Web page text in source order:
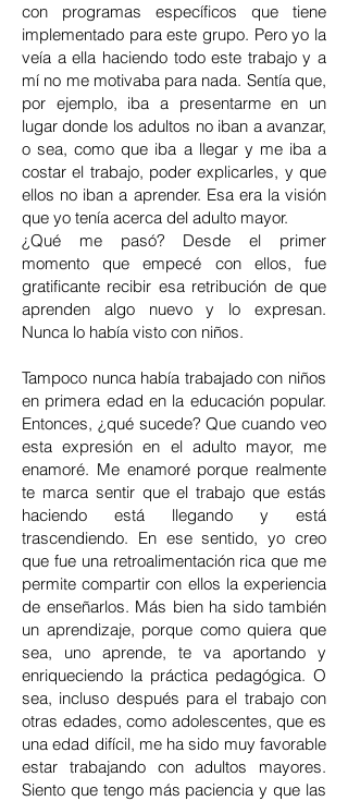
con programas específicos que tiene
implementado para este grupo. Pero yo la
veía a ella haciendo todo este trabajo y a
mí no me motivaba para nada. Sentía que,
por ejemplo, iba a presentarme en un
lugar donde los adultos no iban a avanzar,
o sea, como que iba a llegar y me iba a
costar el trabajo, poder explicarles, y que
ellos no iban a aprender. Esa era la visión
que yo tenía acerca del adulto mayor.
¿Qué me pasó? Desde el primer
momento que empecé con ellos, fue
gratificante recibir esa retribución de que
aprenden algo nuevo y lo expresan.
Nunca lo había visto con niños.
Tampoco nunca había trabajado con niños
en primera edad en la educación popular.
Entonces, ¿qué sucede? Que cuando veo
esta expresión en el adulto mayor, me
enamoré. Me enamoré porque realmente
te marca sentir que el trabajo que estás
haciendo está llegando y está
trascendiendo. En ese sentido, yo creo
que fue una retroalimentación rica que me
permite compartir con ellos la experiencia
de enseñarlos. Más bien ha sido también
un aprendizaje, porque como quiera que
sea, uno aprende, te va aportando y
enriqueciendo la práctica pedagógica. O
sea, incluso después para el trabajo con
otras edades, como adolescentes, que es
una edad difícil, me ha sido muy favorable
estar trabajando con adultos mayores.
Siento que tengo más paciencia y que las